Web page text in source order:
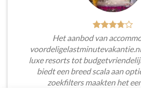
Het aanbod van
voordeligelastminutevakantie.nl
luxe resorts tot
biedt een breed scala aan
zoekfilters maakten het